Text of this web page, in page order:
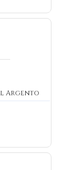
Argento